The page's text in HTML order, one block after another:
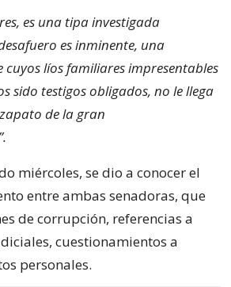
es una tipa investigada
es inminente, una
líos familiares impresentables
sido testigos obligados, no le llega
de la gran
miércoles, se dio a conocer el
entre ambas senadoras, que
de corrupción, referencias a
cuestionamientos a
personales.